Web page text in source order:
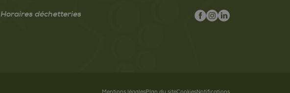
Horaires déchetteries